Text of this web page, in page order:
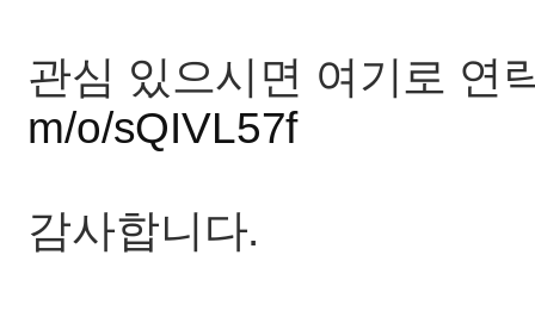
관심 있으시면 여기로 연
m/o/sQIVL57f
감사합니다.